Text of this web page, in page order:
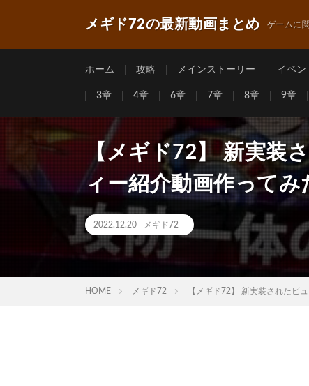
メギド72の最新動画まとめ ゲームに
ホーム 攻略 メインストーリー イベン
3章 4章 6章 7章 8章 9章
【メギド72】 新実装
ィー紹介動画作ってみ
2022.12.20 メギド72
HOME メギド72 【メギド72】 新実装されたビ